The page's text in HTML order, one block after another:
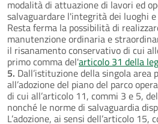
modalità di attuazione di lavori ed
salvaguardare l'integrità dei luoghi
Resta ferma la possibilità di
manutenzione ordinaria e
il risanamento conservativo di cui
primo comma del'articolo 31 della
5. Dall’istituzione della singola area
all’adozione del piano del parco
di cui all’articolo 11, commi 3 e 5,
nonché le norme di salvaguardia
L’adozione, ai sensi dell’articolo 15,